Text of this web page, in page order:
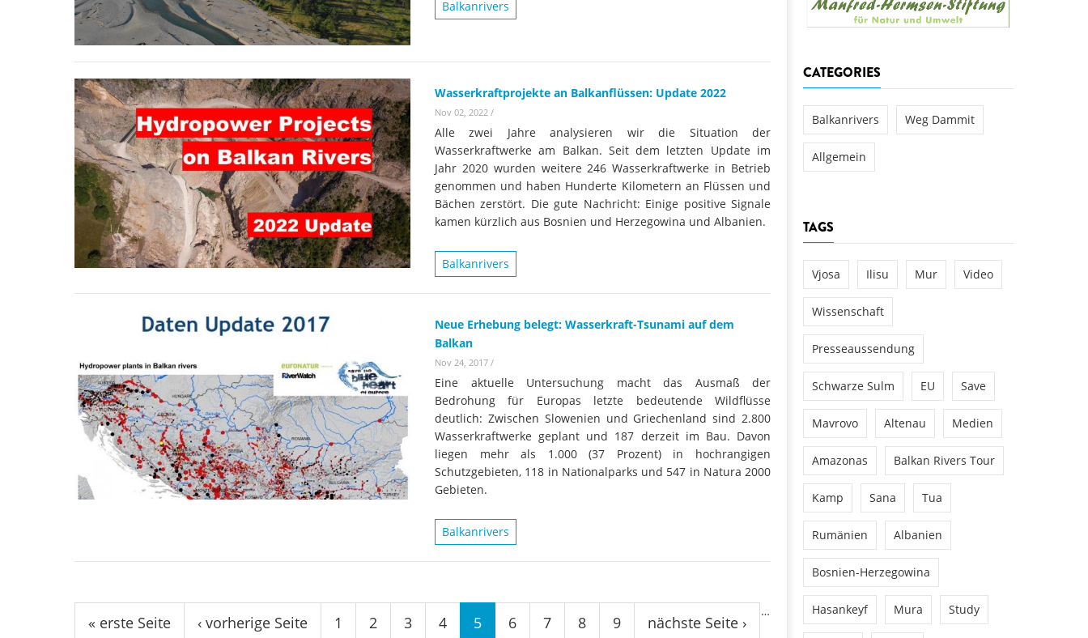
Wissenschaftler:innen legen
Wasserkraftwerks Ulog verursacht
Erfolg für den Kamp: Aus für
Kraftwerksneubau im Kamptal
Balkanrivers
Wasserkraftprojekte an Balkanflüssen: Update 2022
Nov 02, 2022 /
Alle zwei Jahre analysieren wir die Situation der
Wasserkraftwerke am Balkan. Seit dem letzten Update im
Jahr 2020 wurden weitere 246 Wasserkraftwerke in Betrieb
genommen und haben Hunderte Kilometern an Flüssen und
Bächen zerstört. Die gute Nachricht: Einige positive Signale
kamen kürzlich aus Bosnien und Herzegowina und Albanien.
Balkanrivers
Neue Erhebung belegt: Wasserkraft-Tsunami auf dem
Balkan
Nov 24, 2017 /
Eine aktuelle Untersuchung macht das Ausmaß der
Bedrohung für Europas letzte bedeutende Wildflüsse
deutlich: Zwischen Slowenien und Griechenland sind 2.800
Wasserkraftwerke geplant und 187 derzeit im Bau. Davon
liegen mehr als 1.000 (37 Prozent) in hochrangigen
Schutzgebieten, 118 in Nationalparks und 547 in Natura 2000
Gebieten.
Balkanrivers
Seiten
« erste Seite ‹ vorherige Seite 1 2 3 4 5 6 7 8 9
…
nächste Seite ›
CATEGORIES
Balkanrivers Weg Dammit
Allgemein
TAGS
Vjosa Ilisu Mur Video
Wissenschaft
Presseaussendung
Schwarze Sulm EU Save
Mavrovo Altenau Medien
Amazonas Balkan Rivers Tour
Kamp Sana Tua
Rumänien Albanien
Bosnien-Herzegowina
Hasankeyf Mura Study